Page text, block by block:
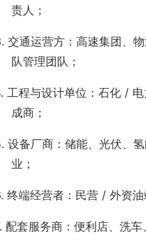
责人；
交通运营方：高速集团、
队管理团队；
工程与设计单位：石化 / 电
成商；
设备厂商：储能、光伏、
业；
终端经营者：民营 / 外资油
配套服务商：便利店、洗车